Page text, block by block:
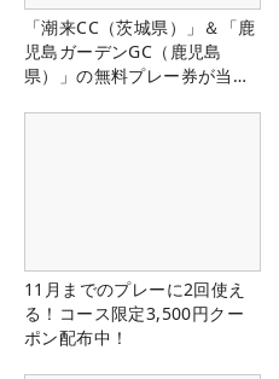
「潮来CC（茨城県）」＆「鹿
児島ガーデンGC（鹿児島
県）」の無料プレー券が当た
11月までのプレーに2回使え
る！コース限定3,500円クー
ポン配布中！